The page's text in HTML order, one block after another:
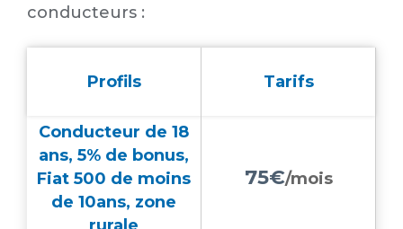
conducteurs :
Profils Tarifs
Conducteur de 18
ans, 5% de bonus,
Fiat 500 de moins
de 10ans, zone
75€/mois